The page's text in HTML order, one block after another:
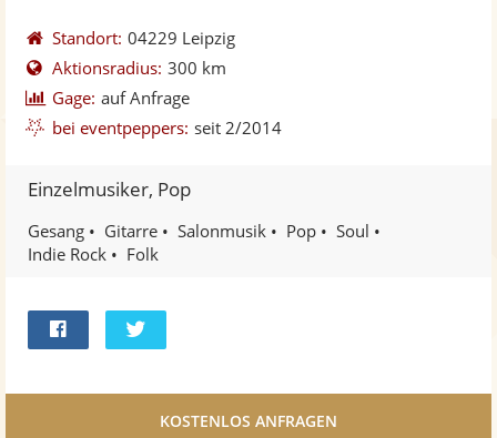
5
Sternen
Standort: 04229 Leipzig
Aktionsradius: 300 km
Gage: auf Anfrage
bei eventpeppers: seit 2/2014
Einzelmusiker, Pop
Gesang Gitarre Salonmusik Pop
Soul
Indie Rock
Folk
Facebook